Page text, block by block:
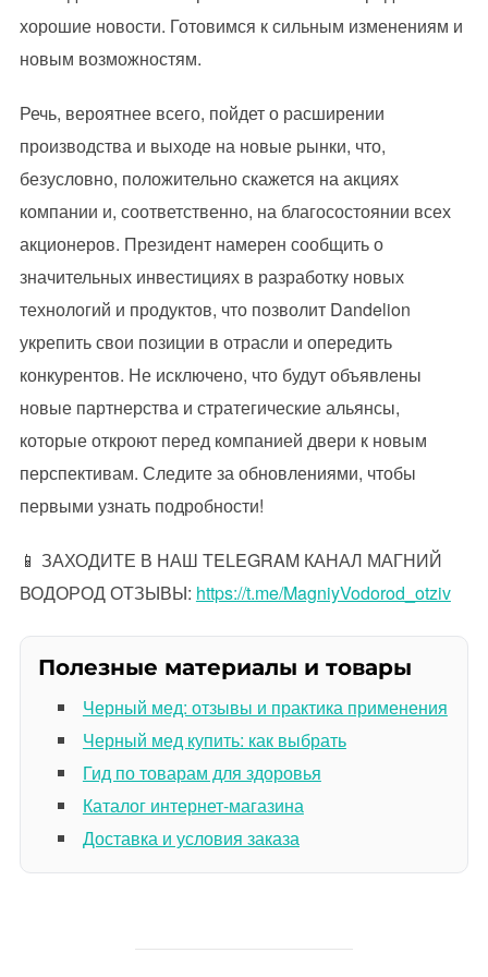
хорошие новости. Готовимся к сильным изменениям и
новым возможностям.
Речь, вероятнее всего, пойдет о расширении
производства и выходе на новые рынки, что,
безусловно, положительно скажется на акциях
компании и, соответственно, на благосостоянии всех
акционеров. Президент намерен сообщить о
значительных инвестициях в разработку новых
технологий и продуктов, что позволит Dandelion
укрепить свои позиции в отрасли и опередить
конкурентов. Не исключено, что будут объявлены
новые партнерства и стратегические альянсы,
которые откроют перед компанией двери к новым
перспективам. Следите за обновлениями, чтобы
первыми узнать подробности!
📱 ЗАХОДИТЕ В НАШ TELEGRAM КАНАЛ МАГНИЙ
ВОДОРОД ОТЗЫВЫ: https://t.me/MagniyVodorod_otziv
Полезные материалы и товары
Черный мед: отзывы и практика применения
Черный мед купить: как выбрать
Гид по товарам для здоровья
Каталог интернет-магазина
Доставка и условия заказа